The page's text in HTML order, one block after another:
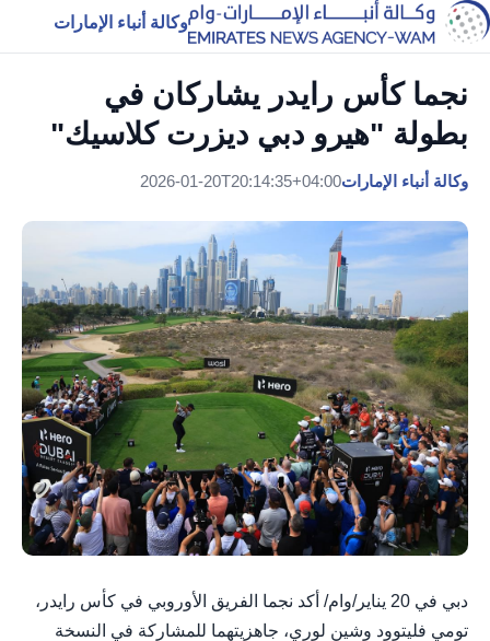
وكالة أنباء الإمارات
نجما كأس رايدر يشاركان في
بطولة "هيرو دبي ديزرت كلاسيك"
وكالة أنباء الإمارات2026-01-20T20:14:35+04:00
دبي في 20 يناير/وام/ أكد نجما الفريق الأوروبي في كأس رايدر،
تومي فليتوود وشين لوري، جاهزيتهما للمشاركة في النسخة